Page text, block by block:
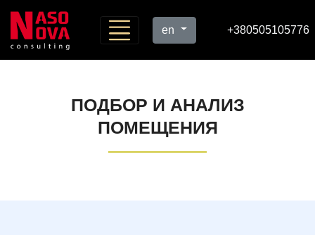
en +380505105776
ПОДБОР И АНАЛИЗ
ПОМЕЩЕНИЯ